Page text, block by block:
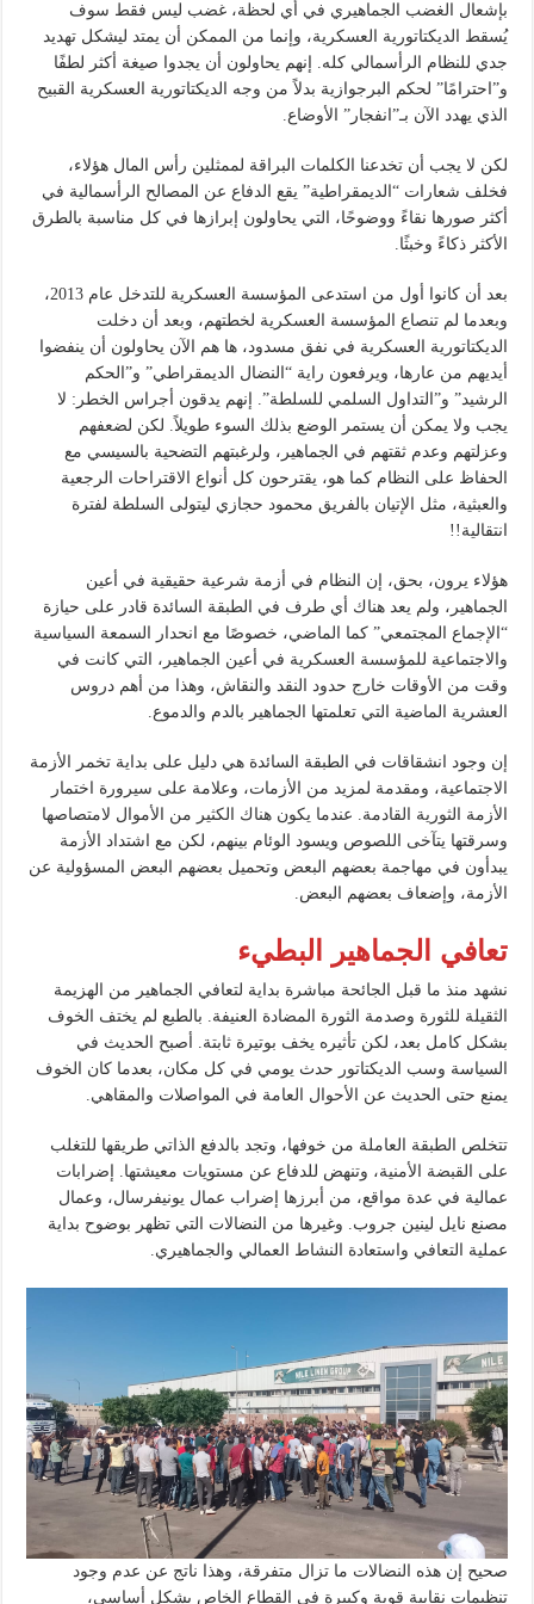
بإشعال الغضب الجماهيري في أي لحظة، غضب ليس فقط سوف
يُسقط الديكتاتورية العسكرية، وإنما من الممكن أن يمتد ليشكل تهديد
جدي للنظام الرأسمالي كله. إنهم يحاولون أن يجدوا صيغة أكثر لطفًا
و”احترامًا” لحكم البرجوازية بدلاً من وجه الديكتاتورية العسكرية القبيح
الذي يهدد الآن بـ”انفجار” الأوضاع.
لكن لا يجب أن تخدعنا الكلمات البراقة لممثلين رأس المال هؤلاء،
فخلف شعارات “الديمقراطية” يقع الدفاع عن المصالح الرأسمالية في
أكثر صورها نقاءً ووضوحًا، التي يحاولون إبرازها في كل مناسبة بالطرق
الأكثر ذكاءً وخبثًا.
بعد أن كانوا أول من استدعى المؤسسة العسكرية للتدخل عام 2013،
وبعدما لم تنصاع المؤسسة العسكرية لخطتهم، وبعد أن دخلت
الديكتاتورية العسكرية في نفق مسدود، ها هم الآن يحاولون أن ينفضوا
أيديهم من عارها، ويرفعون راية “النضال الديمقراطي” و”الحكم
الرشيد” و”التداول السلمي للسلطة”. إنهم يدقون أجراس الخطر: لا
يجب ولا يمكن أن يستمر الوضع بذلك السوء طويلاً. لكن لضعفهم
وعزلتهم وعدم ثقتهم في الجماهير، ولرغبتهم التضحية بالسيسي مع
الحفاظ على النظام كما هو، يقترحون كل أنواع الاقتراحات الرجعية
والعبثية، مثل الإتيان بالفريق محمود حجازي ليتولى السلطة لفترة
انتقالية!!
هؤلاء يرون، بحق، إن النظام في أزمة شرعية حقيقية في أعين
الجماهير، ولم يعد هناك أي طرف في الطبقة السائدة قادر على حيازة
“الإجماع المجتمعي” كما الماضي، خصوصًا مع انحدار السمعة السياسية
والاجتماعية للمؤسسة العسكرية في أعين الجماهير، التي كانت في
وقت من الأوقات خارج حدود النقد والنقاش، وهذا من أهم دروس
العشرية الماضية التي تعلمتها الجماهير بالدم والدموع.
إن وجود انشقاقات في الطبقة السائدة هي دليل على بداية تخمر الأزمة
الاجتماعية، ومقدمة لمزيد من الأزمات، وعلامة على سيرورة اختمار
الأزمة الثورية القادمة. عندما يكون هناك الكثير من الأموال لامتصاصها
وسرقتها يتآخى اللصوص ويسود الوئام بينهم، لكن مع اشتداد الأزمة
يبدأون في مهاجمة بعضهم البعض وتحميل بعضهم البعض المسؤولية عن
الأزمة، وإضعاف بعضهم البعض.
تعافي الجماهير البطيء
نشهد منذ ما قبل الجائحة مباشرة بداية لتعافي الجماهير من الهزيمة
الثقيلة للثورة وصدمة الثورة المضادة العنيفة. بالطبع لم يختف الخوف
بشكل كامل بعد، لكن تأثيره يخف بوتيرة ثابتة. أصبح الحديث في
السياسة وسب الديكتاتور حدث يومي في كل مكان، بعدما كان الخوف
يمنع حتى الحديث عن الأحوال العامة في المواصلات والمقاهي.
تتخلص الطبقة العاملة من خوفها، وتجد بالدفع الذاتي طريقها للتغلب
على القبضة الأمنية، وتنهض للدفاع عن مستويات معيشتها. إضرابات
عمالية في عدة مواقع، من أبرزها إضراب عمال يونيفرسال، وعمال
مصنع نايل لينين جروب. وغيرها من النضالات التي تظهر بوضوح بداية
عملية التعافي واستعادة النشاط العمالي والجماهيري.
صحيح إن هذه النضالات ما تزال متفرقة، وهذا ناتج عن عدم وجود
تنظيمات نقابية قوية وكبيرة في القطاع الخاص بشكل أساسي،